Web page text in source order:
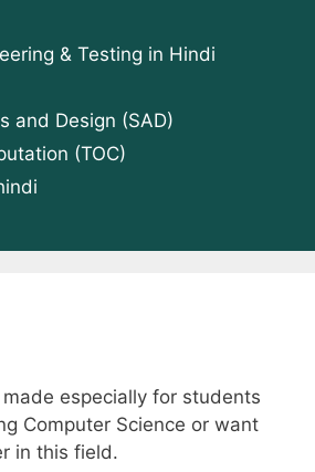
& Testing in Hindi
and Design (SAD)
(TOC)
especially for students
Computer Science or want
in this field.